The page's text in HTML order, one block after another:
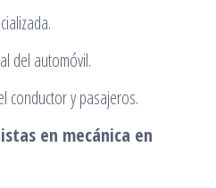
del automóvil.
conductor y pasajeros.
en mecánica en